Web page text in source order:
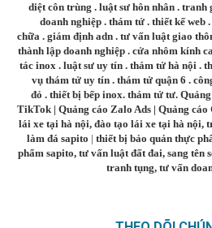
diệt côn trùng . luật sư hôn nhân . tranh
doanh nghiệp . thám tử . thiết kế web .
chữa. giám định adn. tư vấn luật giao
thành lập doanh nghiệp . cửa nhôm kính
tác inox. luật sư uy tín. thám tử hà nội.
vụ thám tử uy tín . thám tử quận 6 .
đỏ . thiết bị bếp inox. thám tử tư.
TikTok | Quảng cáo Zalo Ads | Quảng cáo
lái xe tại hà nội, đào tạo lái xe tại hà nội,
làm đá sapito | thiết bị bảo quản thực
phẩm sapito, tư vấn luật đất đai, sang tên
tranh tụng, tư vấn